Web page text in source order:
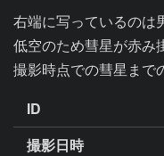
右端に写っているのは
低空のため彗星が赤み
撮影時点での彗星まで
ID
撮影日時